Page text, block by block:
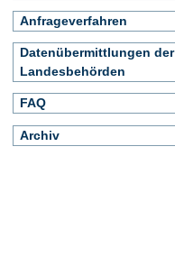
Anfrageverfahren
Datenübermittlungen der
Landesbehörden
FAQ
Archiv